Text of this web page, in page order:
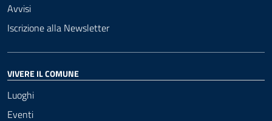
Avvisi
Iscrizione alla Newsletter
VIVERE IL COMUNE
Luoghi
Eventi